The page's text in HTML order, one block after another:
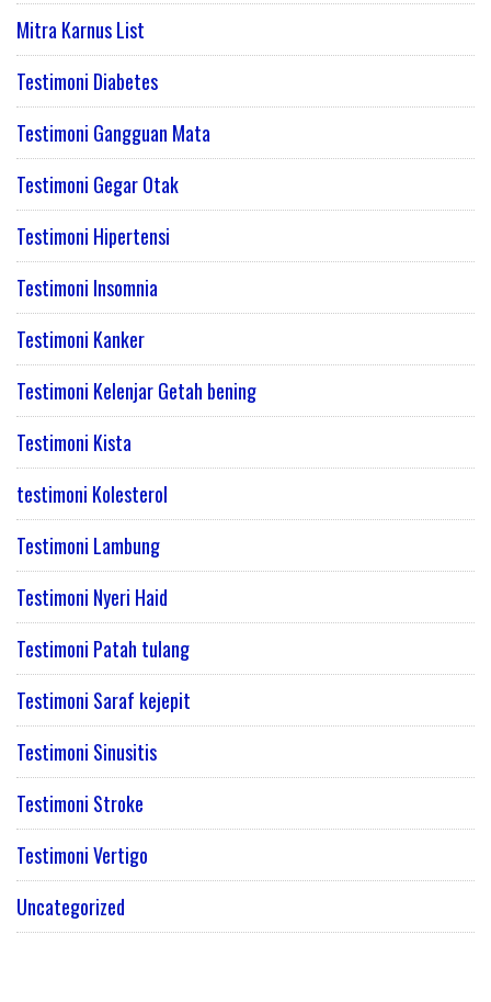
Mitra Karnus List
Testimoni Diabetes
Testimoni Gangguan Mata
Testimoni Gegar Otak
Testimoni Hipertensi
Testimoni Insomnia
Testimoni Kanker
Testimoni Kelenjar Getah bening
Testimoni Kista
testimoni Kolesterol
Testimoni Lambung
Testimoni Nyeri Haid
Testimoni Patah tulang
Testimoni Saraf kejepit
Testimoni Sinusitis
Testimoni Stroke
Testimoni Vertigo
Uncategorized